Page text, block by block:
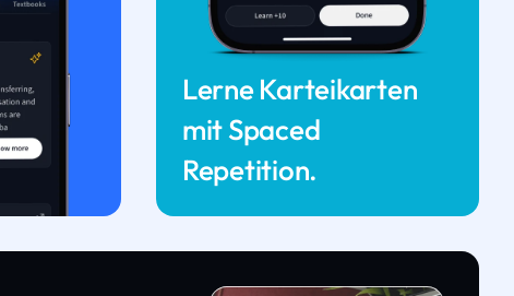
Lerne Karteikarten
mit Spaced
Repetition.